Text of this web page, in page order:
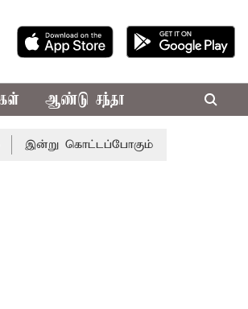
ஆண்டு சந்தா
கொட்டப்போகும் கனமழை.. எந்தெந்த